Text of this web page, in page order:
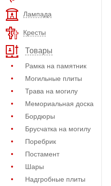
Лампада
Кресты
Товары
Рамка на памятник
Могильные плиты
Трава на могилу
Мемориальная доска
Бордюры
Брусчатка на могилу
Поребрик
Постамент
Шары
Надгробные плиты